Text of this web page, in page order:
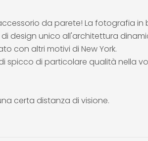
da parete! La fotografia in
design unico all'architettura
con altri motivi di New York.
spicco di particolare qualità nella
certa distanza di visione.